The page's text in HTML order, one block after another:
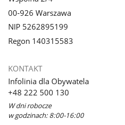
00-926 Warszawa
NIP 5262895199
Regon 140315583
KONTAKT
Infolinia dla Obywatela
+48 222 500 130
W dni robocze
w godzinach: 8:00-16:00